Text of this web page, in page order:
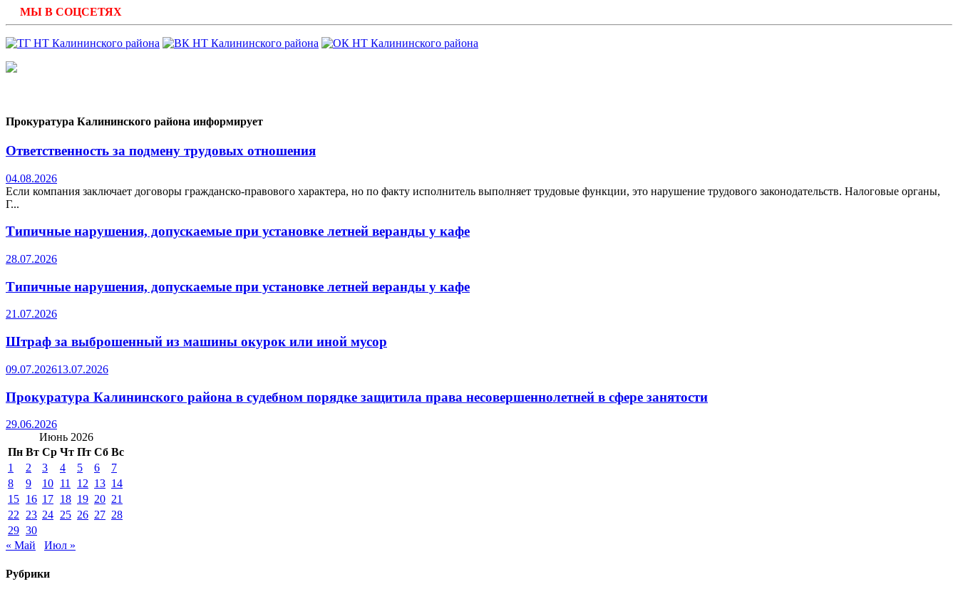
МЫ В СОЦСЕТЯХ
Прокуратура Калининского района информирует
Ответственность за подмену трудовых отношения
04.08.2026
Если компания заключает договоры гражданско-правового характера, но по факту исполнитель выполняет трудовые функции, это нарушение трудового законодательств. Налоговые органы,
Г...
Типичные нарушения, допускаемые при установке летней веранды у кафе
28.07.2026
Типичные нарушения, допускаемые при установке летней веранды у кафе
21.07.2026
Штраф за выброшенный из машины окурок или иной мусор
09.07.202613.07.2026
Прокуратура Калининского района в судебном порядке защитила права несовершеннолетней в сфере занятости
29.06.2026
Июнь 2026
Пн Вт Ср Чт Пт Сб Вс
1
2 3 4 5 6
7
8
9 10 11 12 13 14
15 16 17 18 19 20 21
22
23 24 25 26 27 28
29 30
« Май
Июл »
Рубрики